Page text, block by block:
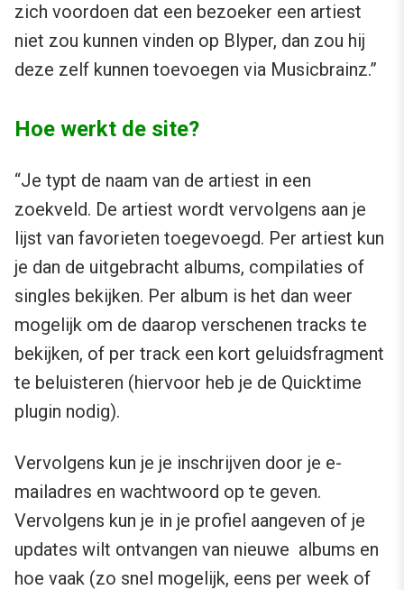
zich voordoen dat een bezoeker een artiest
niet zou kunnen vinden op Blyper, dan zou hij
deze zelf kunnen toevoegen via Musicbrainz.”
Hoe werkt de site?
“Je typt de naam van de artiest in een
zoekveld. De artiest wordt vervolgens aan je
lijst van favorieten toegevoegd. Per artiest kun
je dan de uitgebracht albums, compilaties of
singles bekijken. Per album is het dan weer
mogelijk om de daarop verschenen tracks te
bekijken, of per track een kort geluidsfragment
te beluisteren (hiervoor heb je de Quicktime
plugin nodig).
Vervolgens kun je je inschrijven door je e-
mailadres en wachtwoord op te geven.
Vervolgens kun je in je profiel aangeven of je
updates wilt ontvangen van nieuwe albums en
hoe vaak (zo snel mogelijk, eens per week of